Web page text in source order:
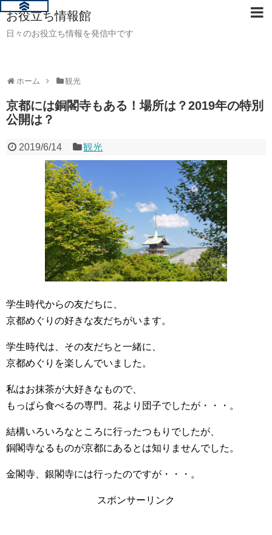
お役立ち情報館
日々のお役立ち情報を発信中です
ホーム 観光
京都には銅閣寺もある！場所は？2019年の特別
公開は？
2019/6/14 観光
学生時代からの友だちに、
京都めぐりの好きな友だちがいます。
学生時代は、その友だちと一緒に、
京都めぐりを楽しんでいました。
私はお抹茶が大好きなもので、
もっぱら食べるの専門。花より団子でしたが・・・。
結構いろいろなところに行ったつもりでしたが、
銅閣寺なるものが京都にあるとは知りませんでした。
金閣寺、銀閣寺には行ったのですが・・・。
スポンサーリンク